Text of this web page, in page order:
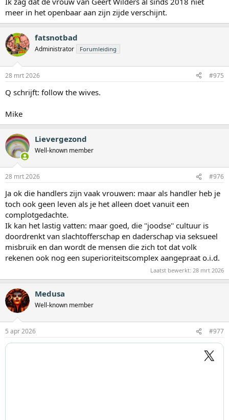
meer in het openbaar aan zijn zijde verschijnt.
fatsnotbad
Administrator Forumleiding
28 mrt 2026 #975
Q schrijft: follow the wives.
Mike
Lievergezond
Well-known member
28 mrt 2026 #976
Ja ok die handlers zijn vaak vrouwen: maar als handler heb je
toch ook geen leven als je het alleen doet vanuit een
complotgedachte.
Ik kan het lastig vatten: maar goed, die ''joodse'' cultuur is
doordrenkt van slachtofferschap en daderschap via seksueel
misbruik en dan wordt de mensen die zich tot dat volk
rekenen ook nog een superioriteitscomplex aangepraat o.i.d.
Laatst bewerkt: 28 mrt 2026
Medusa
Well-known member
5 apr 2026 #977